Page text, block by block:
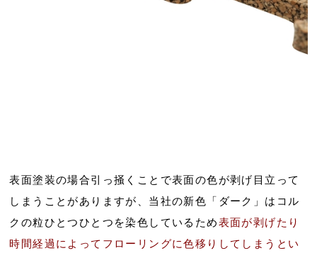
表面塗装の場合引っ掻くことで表面の色が剥げ目立って
しまうことがありますが、当社の新色「ダーク」はコル
クの粒ひとつひとつを染色しているため表面が剥げたり
時間経過によってフローリングに色移りしてしまうとい